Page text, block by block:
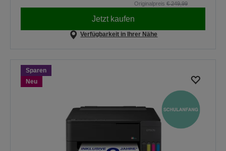
Originalpreis € 249,99
Jetzt kaufen
Verfügbarkeit in Ihrer Nähe
Sparen
Neu